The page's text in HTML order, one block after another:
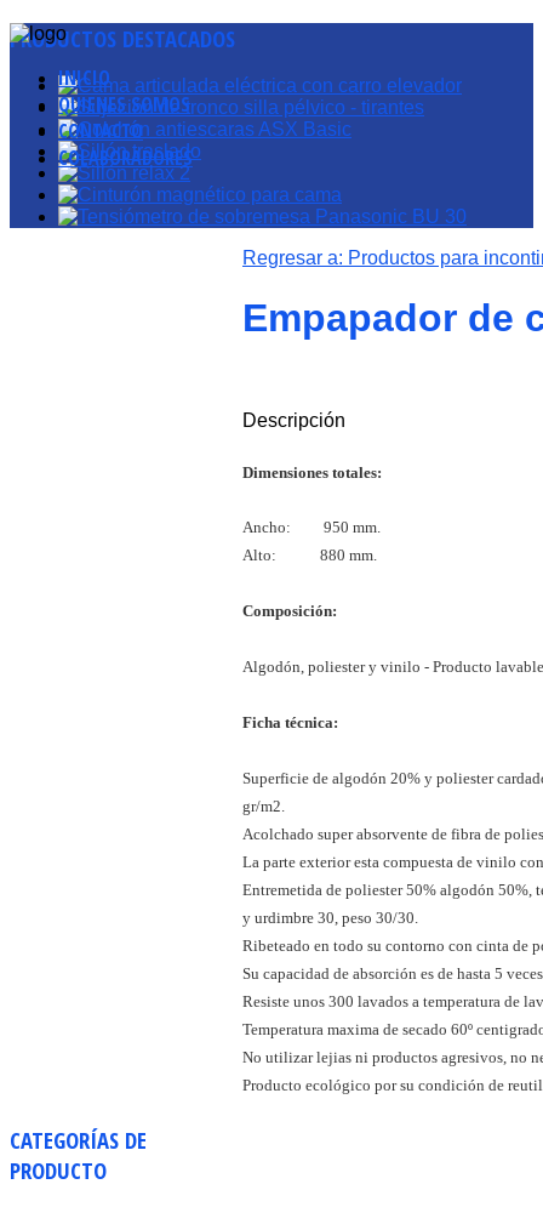
INICIO
QUIENES SOMOS
CONTACTO
COLABORADORES
PRODUCTOS DESTACADOS
Regresar a: Productos para
Empapador de
Descripción
Dimensiones totales:
Ancho: 950 mm.
Alto: 880 mm.
Composición:
Algodón, poliester y vinilo - Producto
Ficha técnica:
Superficie de algodón 20% y poliester
gr/m2.
Acolchado super absorvente de fibra de
La parte exterior esta compuesta de vinilo
Entremetida de poliester 50% algodón 50%,
y urdimbre 30, peso 30/30.
Ribeteado en todo su contorno con cinta de
Su capacidad de absorción es de hasta 5
Resiste unos 300 lavados a temperatura de
Temperatura maxima de secado 60º
No utilizar lejias ni productos agresivos, no
Producto ecológico por su condición de
CATEGORÍAS DE
PRODUCTO